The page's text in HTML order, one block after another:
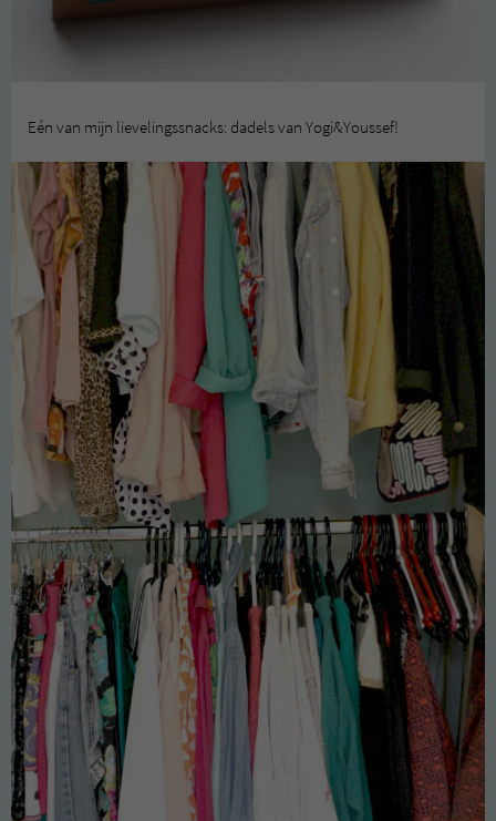
Eén van mijn lievelingssnacks: dadels van Yogi&Youssef!